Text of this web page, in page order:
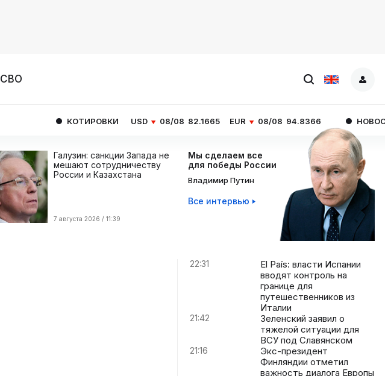
СВО
КОТИРОВКИ USD 08/08 82.1665 EUR 08/08 94.8366 НОВОСТИ ЧАСА El
Галузин: санкции Запада не
мешают сотрудничеству
России и Казахстана
7 августа 2026 / 11:39
Мы сделаем все
для победы России
Владимир Путин
Все интервью
22:31
El País: власти Испании
вводят контроль на
границе для
путешественников из
Италии
21:42
Зеленский заявил о
тяжелой ситуации для
ВСУ под Славянском
21:16
Экс-президент
Финляндии отметил
важность диалога Европы